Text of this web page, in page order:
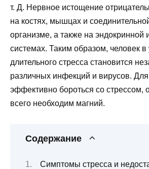
т. Д. Нервное истощение
на костях, мышцах и
организме, а также на эндокринной
системах. Таким образом, человек в
длительного стресса становится
различных инфекций и вирусов. Для
эффективно бороться со стрессом,
всего необходим магний.
Содержание
Симптомы стресса и